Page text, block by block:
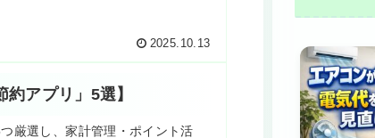
2025.10.13
約アプリ」5選】
厳選し、家計管理・ポイント活